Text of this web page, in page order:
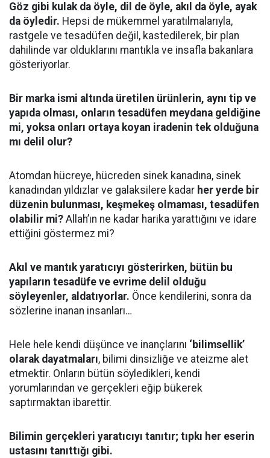
Göz gibi kulak da öyle, dil de öyle, akıl da öyle, ayak
da öyledir. Hepsi de mükemmel yaratılmalarıyla,
rastgele ve tesadüfen değil, kastedilerek, bir plan
dahilinde var olduklarını mantıkla ve insafla bakanlara
gösteriyorlar.
Bir marka ismi altında üretilen ürünlerin, aynı tip ve
yapıda olması, onların tesadüfen meydana geldiğine
mi, yoksa onları ortaya koyan iradenin tek olduğuna
mı delil olur?
Atomdan hücreye, hücreden sinek kanadına, sinek
kanadından yıldızlar ve galaksilere kadar her yerde bir
düzenin bulunması, keşmekeş olmaması, tesadüfen
olabilir mi? Allah’ın ne kadar harika yarattığını ve idare
ettiğini göstermez mi?
Akıl ve mantık yaratıcıyı gösterirken, bütün bu
yapıların tesadüfe ve evrime delil olduğu
söyleyenler, aldatıyorlar. Önce kendilerini, sonra da
sözlerine inanan insanları…
Hele hele kendi düşünce ve inançlarını ‘bilimsellik’
olarak dayatmaları, bilimi dinsizliğe ve ateizme alet
etmektir. Onların bütün söyledikleri, kendi
yorumlarından ve gerçekleri eğip bükerek
saptırmaktan ibarettir.
Bilimin gerçekleri yaratıcıyı tanıtır; tıpkı her eserin
ustasını tanıttığı gibi.